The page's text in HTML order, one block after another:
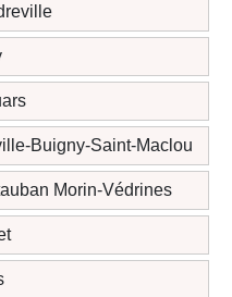
Buigny-Saint-Maclou
Morin-Védrines